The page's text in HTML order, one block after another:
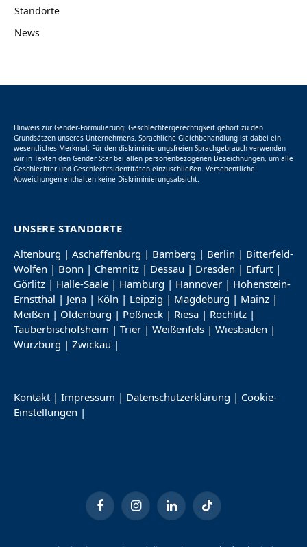
Standorte
News
Hinweis zur Gender-Formulierung: Geschlechtergerechtigkeit gehört zu den
Grundsätzen unseres Unternehmens. Sprachliche Gleichbehandlung ist dabei ein
wesentliches Merkmal. Für den diskriminierungsfreien Sprachgebrauch verwenden
wir in Texten den Gender Star bei allen personenbezogenen Bezeichnungen, um alle
Geschlechter und Geschlechtsidentitäten einzuschließen. Versehentliche
Abweichungen enthalten keine Diskriminierungsabsicht.
UNSERE STANDORTE
Altenburg | Aschaffenburg | Bamberg | Berlin | Bitterfeld-
Wolfen | Bonn | Chemnitz | Dessau | Dresden | Erfurt |
Görlitz | Halle-Saale | Hamburg | Hannover | Hohenstein-
Ernstthal | Jena | Köln | Leipzig | Magdeburg | Mainz |
Meißen | Oldenburg | Pößneck | Riesa | Rochlitz |
Tauberbischofsheim | Trier | Weißenfels | Wiesbaden |
Würzburg | Zwickau |
Kontakt | Impressum | Datenschutzerklärung | Cookie-
Einstellungen |
FacebookInstagramLinkedInTikTok